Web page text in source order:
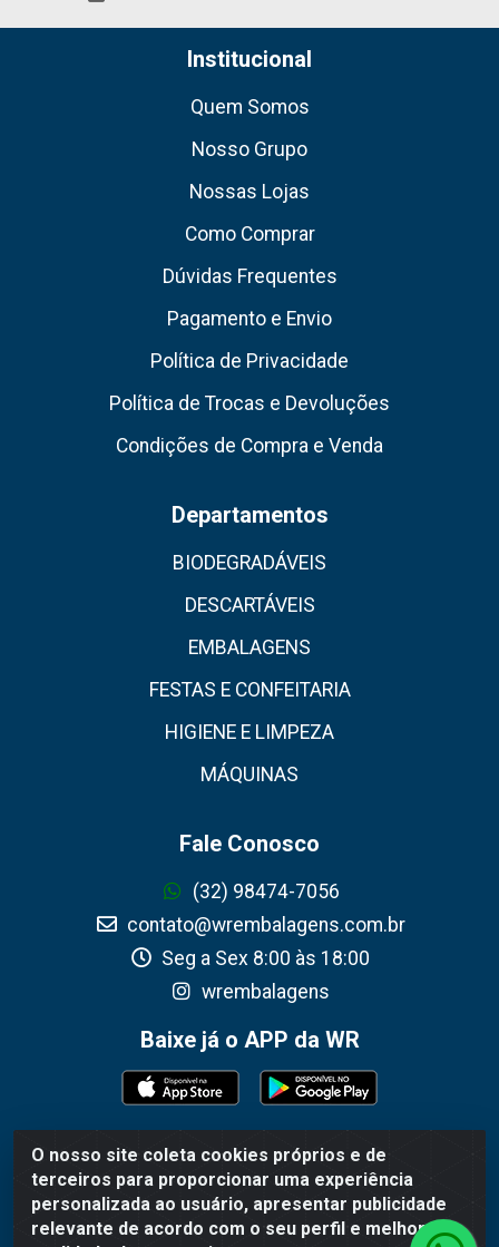
O nosso site coleta cookies próprios e de
terceiros para proporcionar uma experiência
personalizada ao usuário, apresentar publicidade
relevante de acordo com o seu perfil e melhorar a
Institucional
Quem Somos
Nosso Grupo
Nossas Lojas
Como Comprar
Dúvidas Frequentes
Pagamento e Envio
Política de Privacidade
Política de Trocas e Devoluções
Condições de Compra e Venda
Departamentos
BIODEGRADÁVEIS
DESCARTÁVEIS
EMBALAGENS
FESTAS E CONFEITARIA
HIGIENE E LIMPEZA
MÁQUINAS
Fale Conosco
(32) 98474-7056
contato@wrembalagens.com.br
Seg a Sex 8:00 às 18:00
wrembalagens
Baixe já o APP da WR
WR Embalagens - R. Cel. Teodoro Gomes de Araújo,
1360 - Grogotó - Barbacena / MG - CEP 36202-628 -
CNPJ 02.692.206/0001-55